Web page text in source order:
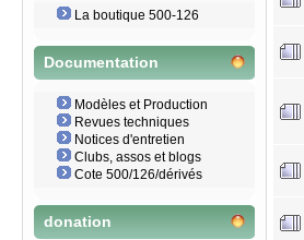
La boutique 500-126
Documentation
Modèles et Production
Revues techniques
Notices d'entretien
Clubs, assos et blogs
Cote 500/126/dérivés
donation